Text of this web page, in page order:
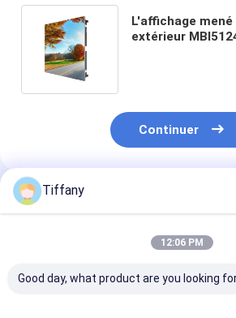
L'affichage
extérieur
Continuer
Produits Recommandés
Tiffany
12:06 PM
Good day, what product are you looking